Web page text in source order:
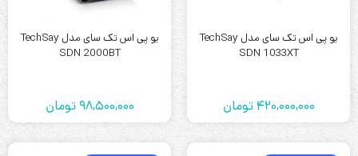
یو پی اس تک سای مدل TechSay
SDN 1033XT
420,000,000 تومان
یو پی اس تک سای مدل TechSay
SDN 2000BT
98,500,000تومان